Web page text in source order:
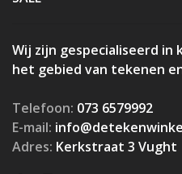
Wij zijn gespecialiseerd
het gebied van tekenen
Telefoon: 073 6579992
E-mail:
Adres: Kerkstraat 3 Vught